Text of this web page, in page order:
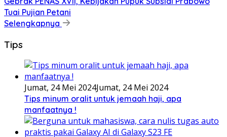
Tuai Pujian Petani
Selengkapnya
Tips
Jumat, 24 Mei 2024Jumat, 24 Mei 2024
Tips minum oralit untuk jemaah haji, apa
manfaatnya !